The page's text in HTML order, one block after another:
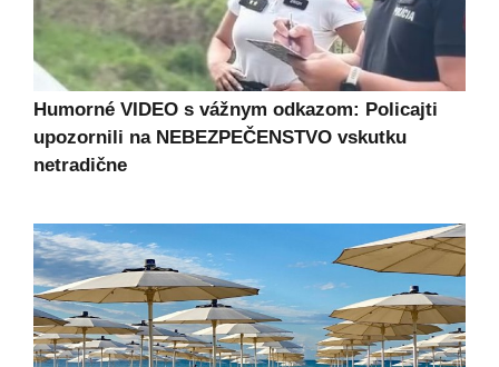
Humorné VIDEO s vážnym odkazom: Policajti
upozornili na NEBEZPEČENSTVO vskutku
netradične